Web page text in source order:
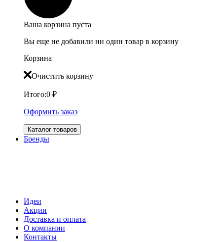
Ваша корзина пуста
Вы еще не добавили ни один товар в корзину
Корзина
Очистить корзину
Итого:0 ₽
Оформить заказ
Каталог товаров
Бренды
Идеи
Акции
Доставка и оплата
О компании
Контакты